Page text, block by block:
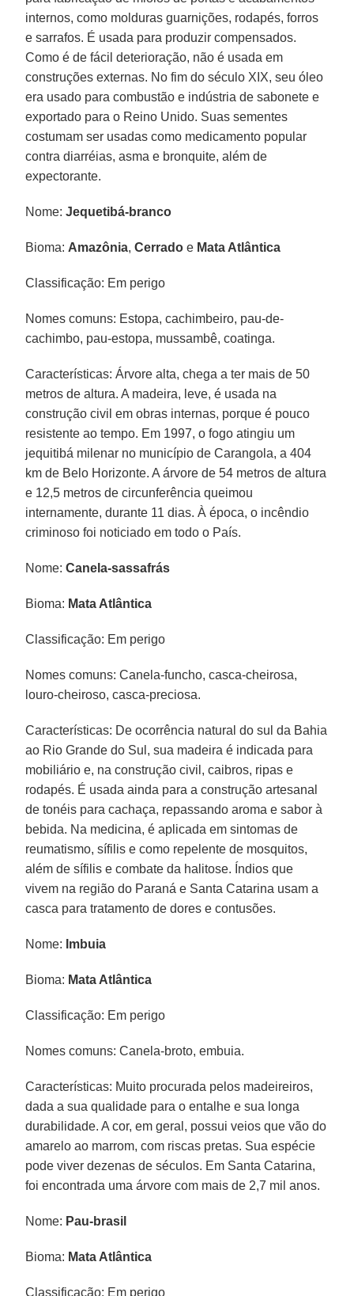
internos, como molduras guarnições, rodapés, forros
e sarrafos. É usada para produzir compensados.
Como é de fácil deterioração, não é usada em
construções externas. No fim do século XIX, seu óleo
era usado para combustão e indústria de sabonete e
exportado para o Reino Unido. Suas sementes
costumam ser usadas como medicamento popular
contra diarréias, asma e bronquite, além de
expectorante.
Nome:Jequetibá-branco
Bioma: Amazônia,Cerrado e Mata Atlântica
Classificação: Em perigo
Nomes comuns: Estopa, cachimbeiro, pau-de-
cachimbo, pau-estopa, mussambê, coatinga.
Características: Árvore alta, chega a ter mais de 50
metros de altura. A madeira, leve, é usada na
construção civil em obras internas, porque é pouco
resistente ao tempo. Em 1997, o fogo atingiu um
jequitibá milenar no município de Carangola, a 404
km de Belo Horizonte. A árvore de 54 metros de altura
e 12,5 metros de circunferência queimou
internamente, durante 11 dias. À época, o incêndio
criminoso foi noticiado em todo o País.
Nome:Canela-sassafrás
Bioma: Mata Atlântica
Classificação: Em perigo
Nomes comuns: Canela-funcho, casca-cheirosa,
louro-cheiroso, casca-preciosa.
Características: De ocorrência natural do sul da Bahia
ao Rio Grande do Sul, sua madeira é indicada para
mobiliário e, na construção civil, caibros, ripas e
rodapés. É usada ainda para a construção artesanal
de tonéis para cachaça, repassando aroma e sabor à
bebida. Na medicina, é aplicada em sintomas de
reumatismo, sífilis e como repelente de mosquitos,
além de sífilis e combate da halitose. Índios que
vivem na região do Paraná e Santa Catarina usam a
casca para tratamento de dores e contusões.
Nome: Imbuia
Bioma: Mata Atlântica
Classificação: Em perigo
Nomes comuns: Canela-broto, embuia.
Características: Muito procurada pelos madeireiros,
dada a sua qualidade para o entalhe e sua longa
durabilidade. A cor, em geral, possui veios que vão do
amarelo ao marrom, com riscas pretas. Sua espécie
pode viver dezenas de séculos. Em Santa Catarina,
foi encontrada uma árvore com mais de 2,7 mil anos.
Nome: Pau-brasil
Bioma: Mata Atlântica
Classificação: Em perigo